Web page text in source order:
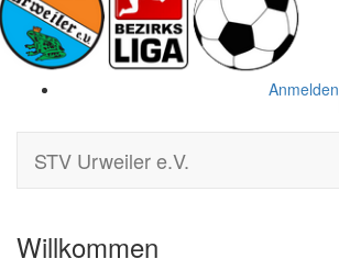
Anmelden
STV Urweiler e.V.
Willkommen